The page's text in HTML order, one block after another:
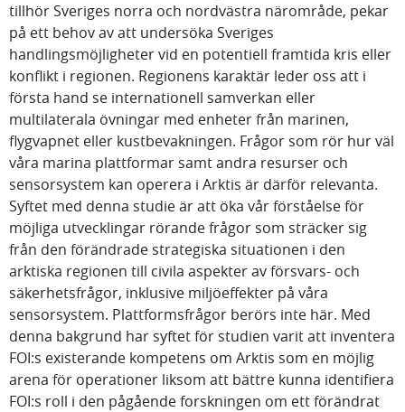
tillhör Sveriges norra och nordvästra närområde, pekar
på ett behov av att undersöka Sveriges
handlingsmöjligheter vid en potentiell framtida kris eller
konflikt i regionen. Regionens karaktär leder oss att i
första hand se internationell samverkan eller
multilaterala övningar med enheter från marinen,
flygvapnet eller kustbevakningen. Frågor som rör hur väl
våra marina plattformar samt andra resurser och
sensorsystem kan operera i Arktis är därför relevanta.
Syftet med denna studie är att öka vår förståelse för
möjliga utvecklingar rörande frågor som sträcker sig
från den förändrade strategiska situationen i den
arktiska regionen till civila aspekter av försvars- och
säkerhetsfrågor, inklusive miljöeffekter på våra
sensorsystem. Plattformsfrågor berörs inte här. Med
denna bakgrund har syftet för studien varit att inventera
FOI:s existerande kompetens om Arktis som en möjlig
arena för operationer liksom att bättre kunna identifiera
FOI:s roll i den pågående forskningen om ett förändrat